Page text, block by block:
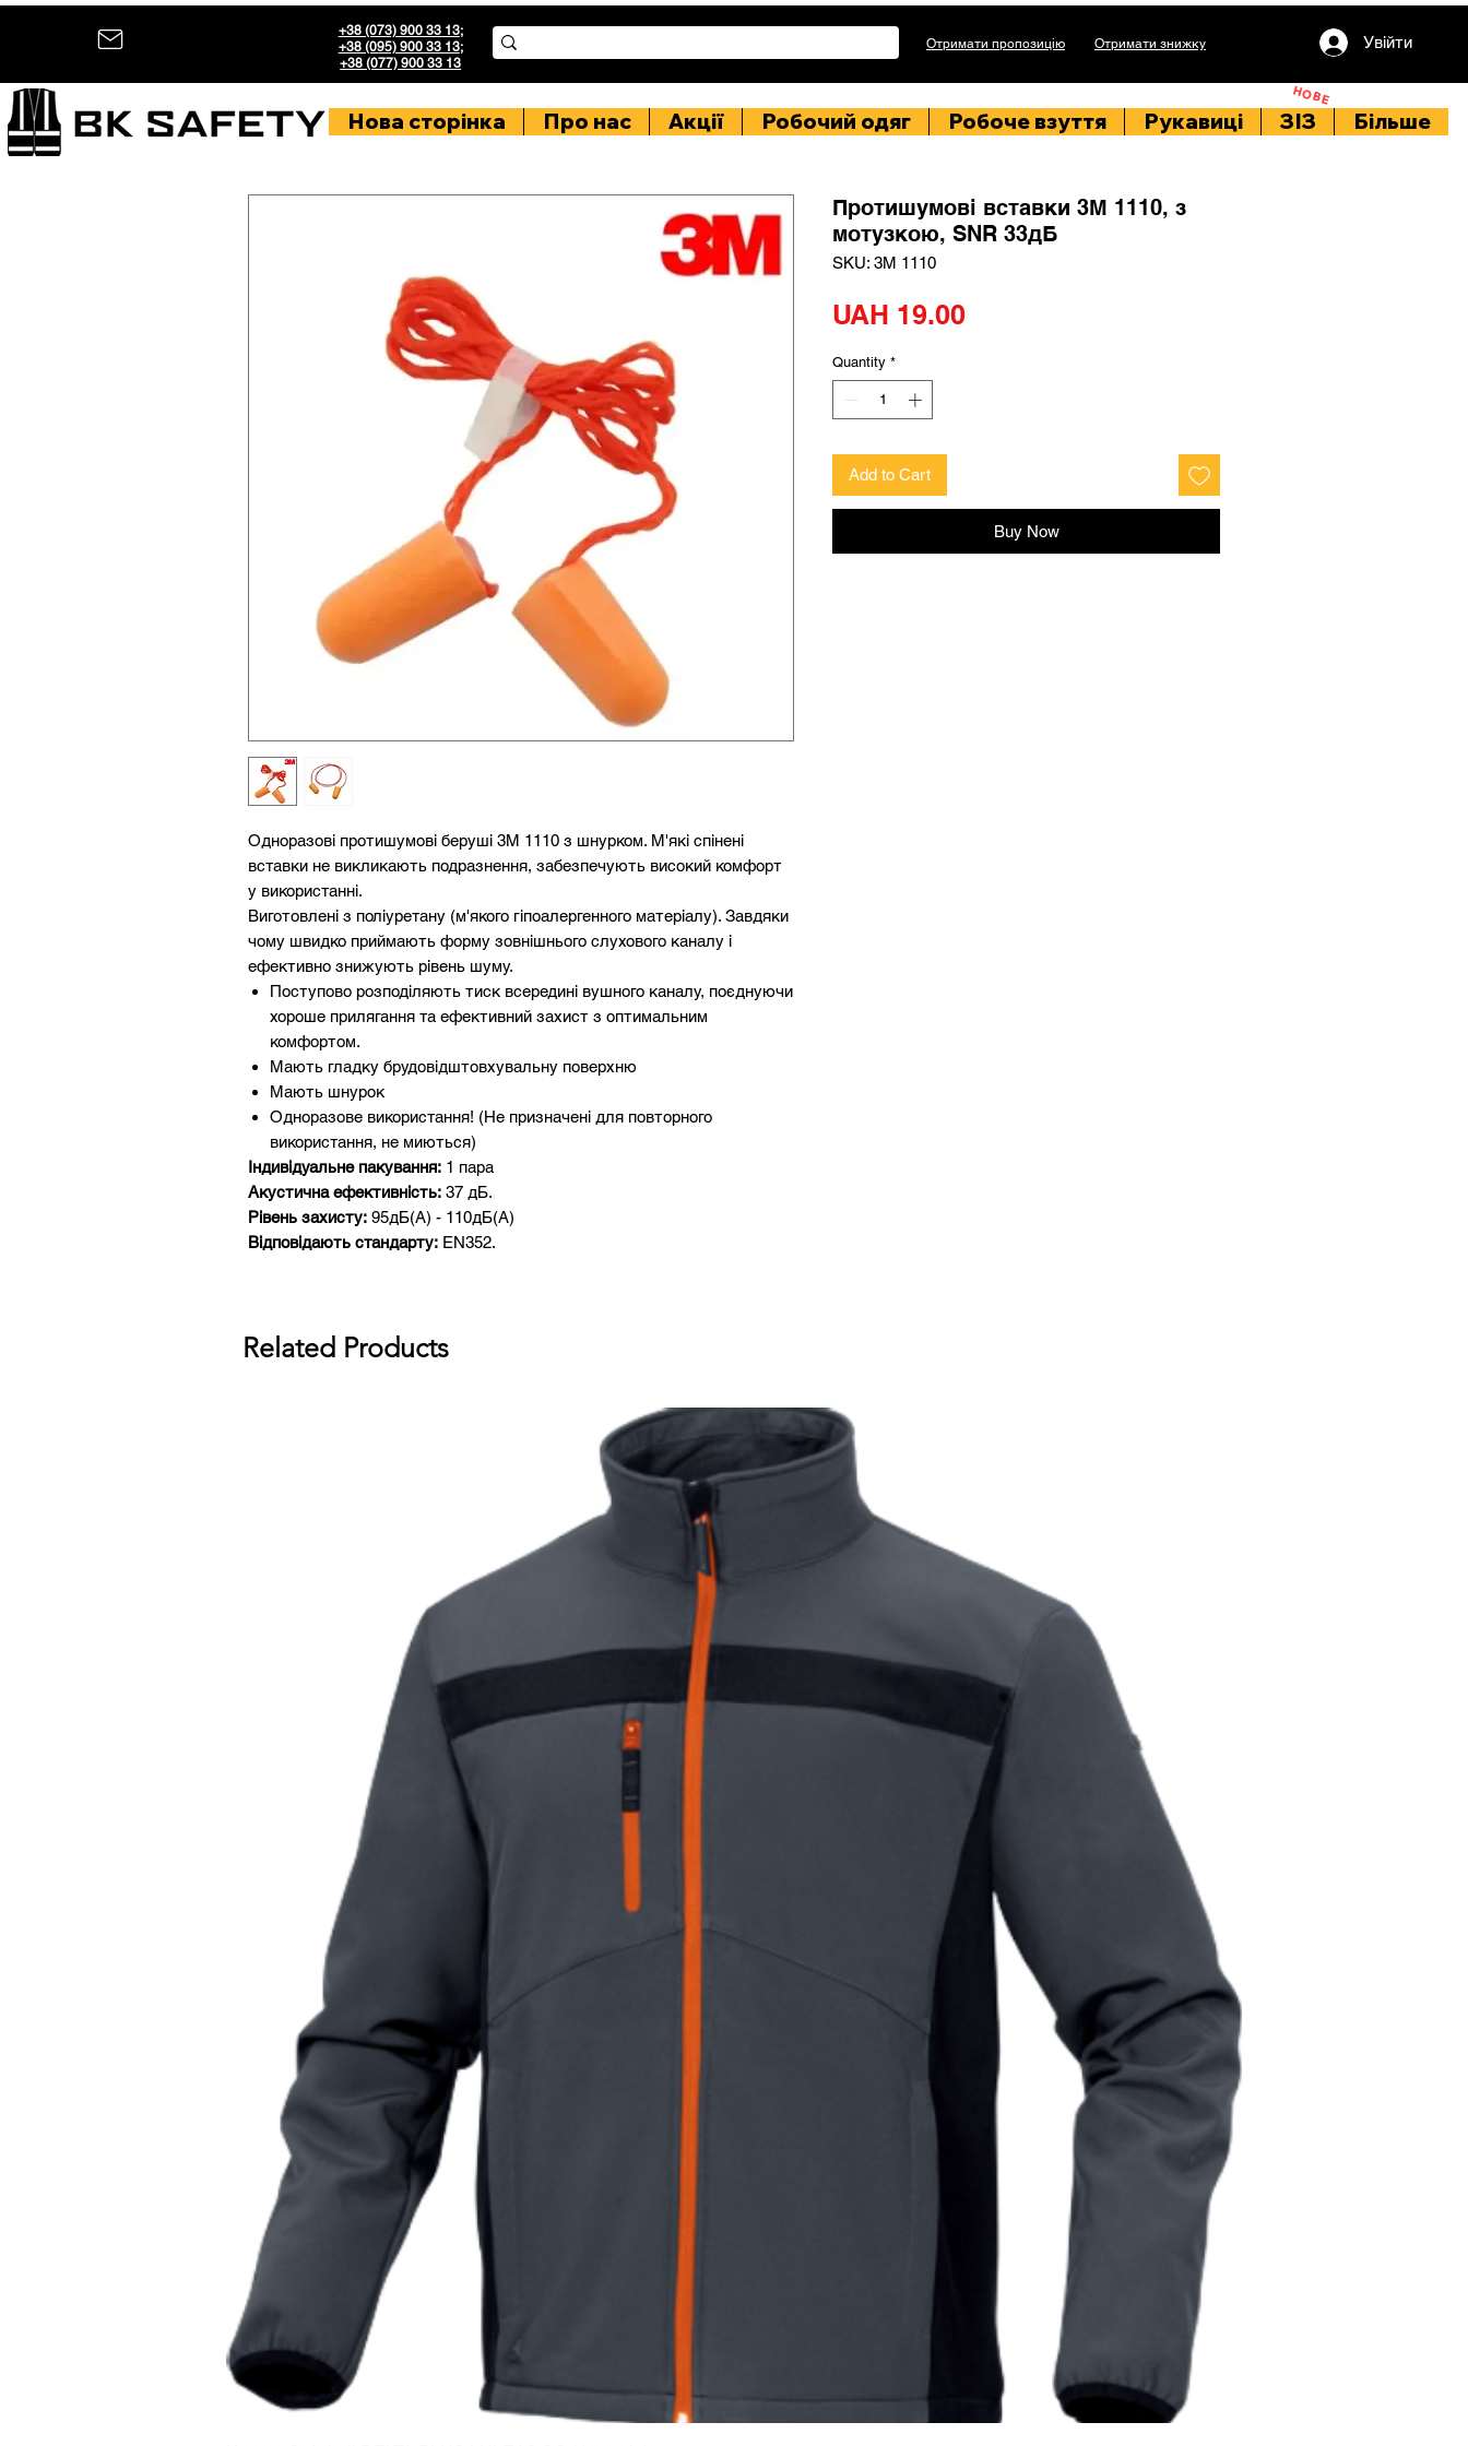
+38 (073) 900 33 13;
+38 (095) 900 33 13;
+38 (077) 900 33 13
Отримати пропозицію Отримати знижку Увійти
НОВЕ
Нова сторінка Про нас Акції Робочий одяг Робоче взуття Рукавиці ЗІЗ Більше
Одноразові протишумові беруші 3М 1110 з шнурком. М'які спінені
вставки не викликають подразнення, забезпечують високий комфорт
у використанні.
Виготовлені з поліуретану (м'якого гіпоалергенного матеріалу). Завдяки
чому швидко приймають форму зовнішнього слухового каналу і
ефективно знижують рівень шуму.
Поступово розподіляють тиск всередині вушного каналу, поєднуючи
хороше прилягання та ефективний захист з оптимальним
комфортом.
Мають гладку брудовідштовхувальну поверхню
Мають шнурок
Одноразове використання! (Не призначені для повторного
використання, не миються)
Індивідуальне пакування: 1 пара
Акустична ефективність: 37 дБ.
Рівень захисту: 95дБ(A) - 110дБ(A)
Відповідають стандарту: EN352.
Протишумові вставки 3М 1110, з
мотузкою, SNR 33дБ
SKU: 3М 1110
UAH 19.00
Quantity *
Add to Cart
Buy Now
Related Products